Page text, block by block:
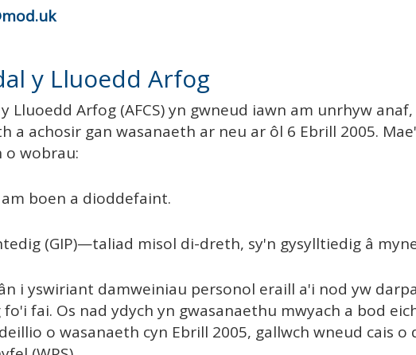
y Lluoedd Arfog
Lluoedd Arfog (AFCS) yn gwneud iawn am unrhyw anaf,
a achosir gan wasanaeth ar neu ar ôl 6 Ebrill 2005.
wobrau:
boen a dioddefaint.
(GIP)—taliad misol di-dreth, sy'n gysylltiedig â
i yswiriant damweiniau personol eraill a'i nod yw
fai. Os nad ydych yn gwasanaethu mwyach a bod
o wasanaeth cyn Ebrill 2005, gallwch wneud cais o